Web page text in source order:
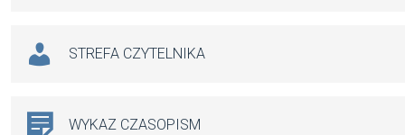
STREFA CZYTELNIKA
WYKAZ CZASOPISM